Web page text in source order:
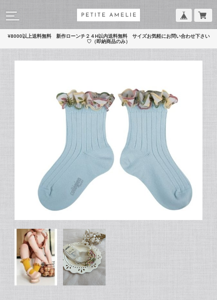
¥8000以上送料無料 新作ローンチ２４H以内送料無料 サイズお気軽にお問い合わせ下さい
♡（即納商品のみ）